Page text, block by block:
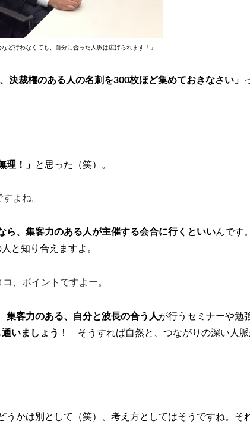
ど行わなくても、自分に合った人脈は広げられます！」
決裁権のある人の名刺を300枚ほど集めておきなさい」
理！」 と思った（笑）。
よね。
ら、集客力のある人が主催する会合に行くといいんです
と知り合えますよ。
ポイントですよー。
集客力のある、自分と波長の合う人が行うセミナーや勉
通いましょう
！ そうすれば自然と、つながりの深い人
うかは別として（笑）、考え方としてはそうですね。そ